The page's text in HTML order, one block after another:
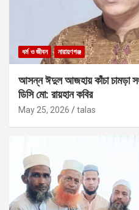
ধর্ম ও জীবন নারায়ণগঞ্জ
আসন্ন ঈদুল আজহায় কাঁচা চামড়া
ডিসি মো: রায়হান কবির
May 25, 2026 talas